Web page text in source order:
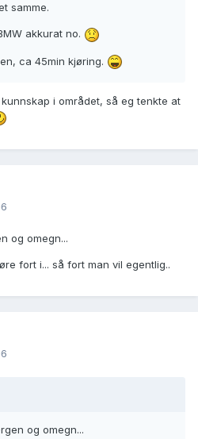
samme.
akkurat no.
ca 45min kjøring.
i området, så eg tenkte at
og omegn...
fort i... så fort man vil egentlig..
og omegn...